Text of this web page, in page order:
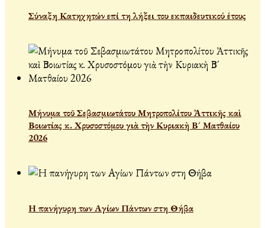
Σύναξη Κατηχητών επί τη λήξει του εκπαιδευτικού έτους
Μήνυμα τοῦ Σεβασμιωτάτου Μητροπολίτου Ἀττικῆς καὶ
Βοιωτίας κ. Χρυσοστόμου γιὰ τὴν Κυριακὴ Β´ Ματθαίου
2026
Η πανήγυρη των Αγίων Πάντων στη Θήβα